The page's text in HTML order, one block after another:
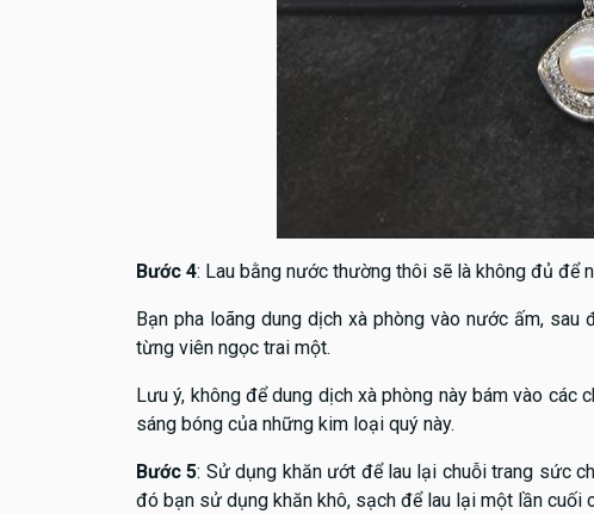
Bước 4: Lau bằng nước thường thôi sẽ là không đủ để
Bạn pha loãng dung dịch xà phòng vào nước ấm,
từng viên ngọc trai một.
Lưu ý, không để dung dịch xà phòng này bám vào các
sáng bóng của những kim loại quý này.
Bước 5: Sử dụng khăn ướt để lau lại chuỗi trang sức
đó bạn sử dụng khăn khô, sạch để lau lại một lần cuối